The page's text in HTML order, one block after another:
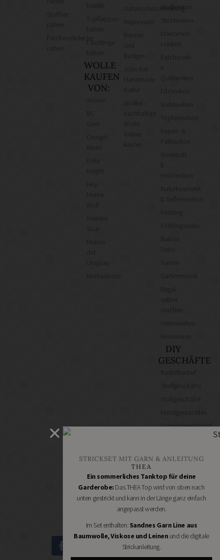
Stofftier
Patchworkdecke
häkeln
Topflappen
häkeln
Fäustlinge
häkeln
WOLLE
KAUFEN
VON:
Cowgirl
Knight
Mama
Wolf
Kremke
Manos
Uruguay
Nomadnoss
Datenschutzerklärung
Kultur
Wollke –
nachhaltige
kaufen
Wolllexikon
Sticklexikon
Makramee-
Lexikon
Patchwork-
&
Quiltlexikon
Filzlexikon
Weblexikon
Töpferlexikon
Papier- &
Faltlexikon
Werkstatt-
&
Holzlexikon
Naturkosmetik-
& Seifenlexikon
Frühling
Frühlingsdeko
Deko
Garten
Gartenmöbel
Regal
Heimwerken
DIY
GESCHÄFTE
Bastelbedarf
Stoffgeschäfte
Wollgeschäfte
Handgemachtes
Schneidereibedarf
Handarbeitszubehör
Online
Shops
Schmuckzubehör
Nähmaschinen
STRICKSET MIT GARN & ANLEITUNG
THEA
Ein sommerliches Tanktop für deine
Garderobe: Das THEA Top wird von oben nach
unten gestrickt und kann in der Länge ganz einfach
angepasst werden.
Im Set enthalten: Sandnes Garn Line aus
Baumwolle, Viskose und Leinen und die digitale
Strickanleitung.